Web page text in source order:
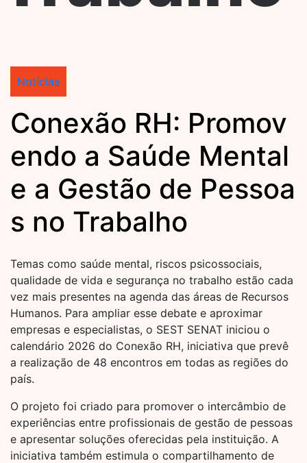
Notícias
Conexão RH: Promov
endo a Saúde Mental
e a Gestão de Pessoa
s no Trabalho
Temas como saúde mental, riscos psicossociais,
qualidade de vida e segurança no trabalho estão cada
vez mais presentes na agenda das áreas de Recursos
Humanos. Para ampliar esse debate e aproximar
empresas e especialistas, o SEST SENAT iniciou o
calendário 2026 do Conexão RH, iniciativa que prevê
a realização de 48 encontros em todas as regiões do
país.
O projeto foi criado para promover o intercâmbio de
experiências entre profissionais de gestão de pessoas
e apresentar soluções oferecidas pela instituição. A
iniciativa também estimula o compartilhamento de